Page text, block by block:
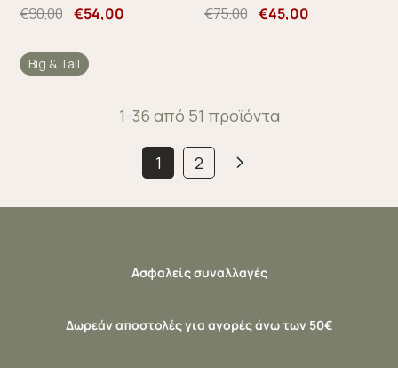
€90,00 €54,00
Big & Tall
€75,00 €45,00
1-36 από 51 προϊόντα
1 2
Ασφαλείς συναλλαγές
Δωρεάν αποστολές για αγορές άνω των 50€